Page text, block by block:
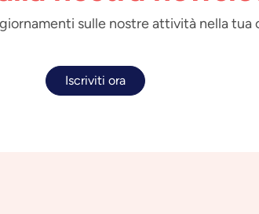
sulle nostre attività nella tua
Iscriviti ora